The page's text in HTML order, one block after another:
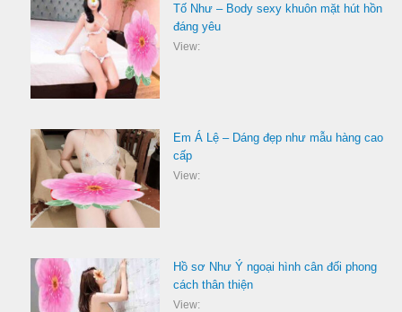
Tố Như – Body sexy khuôn mặt hút hồn
đáng yêu
View:
Em Á Lệ – Dáng đẹp như mẫu hàng cao
cấp
View:
Hồ sơ Như Ý ngoại hình cân đối phong
cách thân thiện
View: